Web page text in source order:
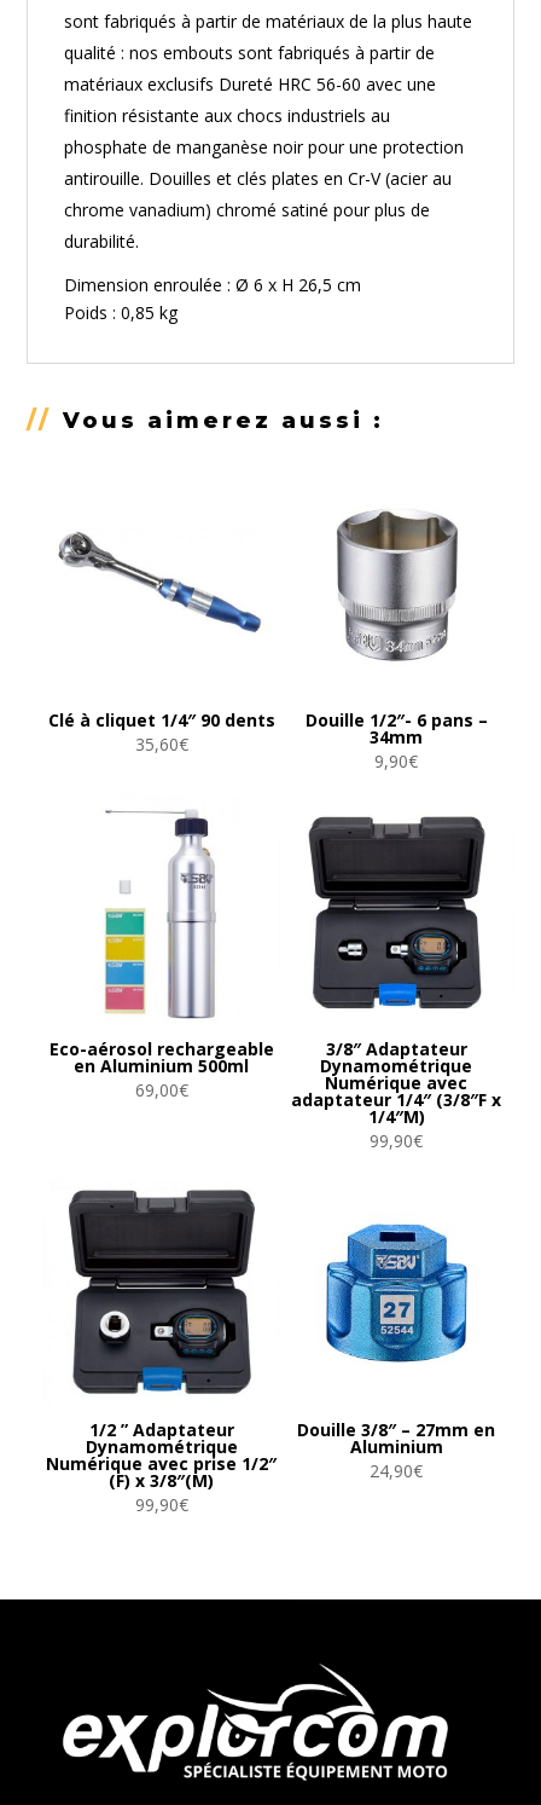
sont fabriqués à partir de matériaux de la plus haute
qualité : nos embouts sont fabriqués à partir de
matériaux exclusifs Dureté HRC 56-60 avec une
finition résistante aux chocs industriels au
phosphate de manganèse noir pour une protection
antirouille. Douilles et clés plates en Cr-V (acier au
chrome vanadium) chromé satiné pour plus de
durabilité.
Dimension enroulée : Ø 6 x H 26,5 cm
Poids : 0,85 kg
//Vous aimerez aussi :
Clé à cliquet 1/4″ 90 dents
35,60€
Douille 1/2″- 6 pans –
34mm
9,90€
Eco-aérosol rechargeable
en Aluminium 500ml
69,00€
3/8″ Adaptateur
Dynamométrique
Numérique avec
adaptateur 1/4″ (3/8″F x
1/4″M)
99,90€
1/2 ” Adaptateur
Dynamométrique
Numérique avec prise 1/2″
(F) x 3/8″(M)
99,90€
Douille 3/8″ – 27mm en
Aluminium
24,90€